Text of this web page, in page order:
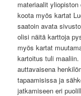
materiaalit
koota myös kartat
saatoin avata
olisi näitä karttoja
myös kartat
kartoitus tuli
auttavaisena
tapaamisissa ja
jatkamiseen eri